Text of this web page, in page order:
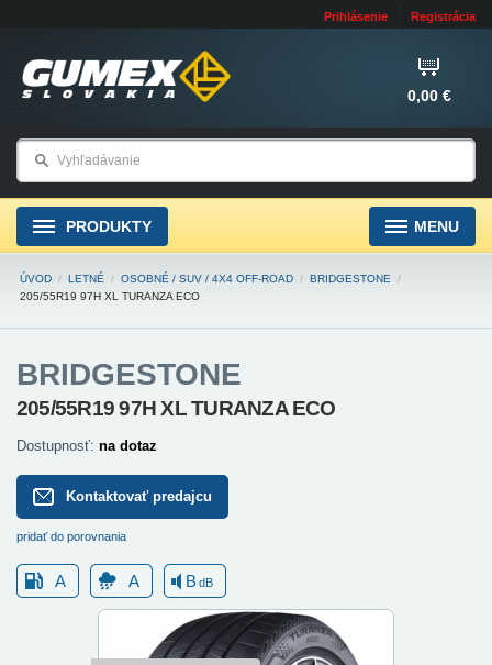
Prihlásenie Registrácia
0,00 €
PRODUKTY MENU
ÚVOD / LETNÉ / OSOBNÉ / SUV / 4X4 OFF-ROAD / BRIDGESTONE
/
205/55R19 97H XL TURANZA ECO
BRIDGESTONE
205/55R19 97H XL TURANZA ECO
Dostupnosť: na dotaz
Kontaktovať predajcu
pridať do porovnania
A A BdB